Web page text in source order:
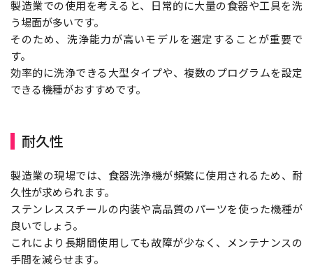
製造業での使用を考えると、日常的に大量の食器や工具を洗
う場面が多いです。
そのため、洗浄能力が高いモデルを選定することが重要で
す。
効率的に洗浄できる大型タイプや、複数のプログラムを設定
できる機種がおすすめです。
耐久性
製造業の現場では、食器洗浄機が頻繁に使用されるため、耐
久性が求められます。
ステンレススチールの内装や高品質のパーツを使った機種が
良いでしょう。
これにより長期間使用しても故障が少なく、メンテナンスの
手間を減らせます。